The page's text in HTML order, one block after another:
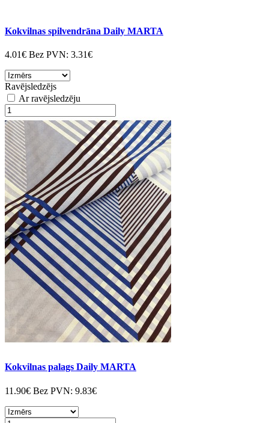
Kokvilnas spilvendrāna Daily MARTA
4.01€ Bez PVN: 3.31€
Ravējsledzējs
Ar ravējsledzēju
Kokvilnas palags Daily MARTA
11.90€ Bez PVN: 9.83€